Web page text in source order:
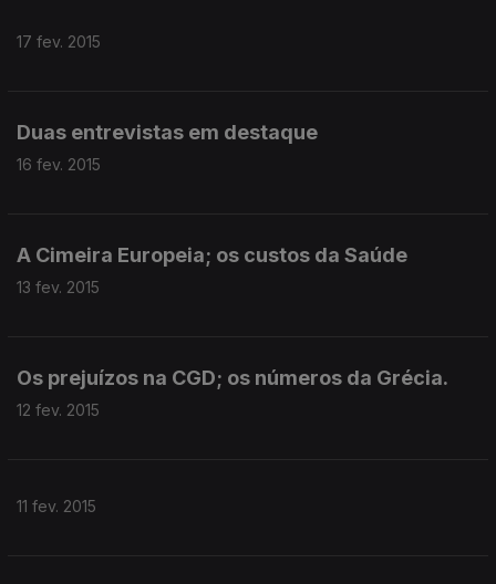
17 fev. 2015
Duas entrevistas em destaque
16 fev. 2015
A Cimeira Europeia; os custos da Saúde
13 fev. 2015
Os prejuízos na CGD; os números da Grécia.
12 fev. 2015
11 fev. 2015